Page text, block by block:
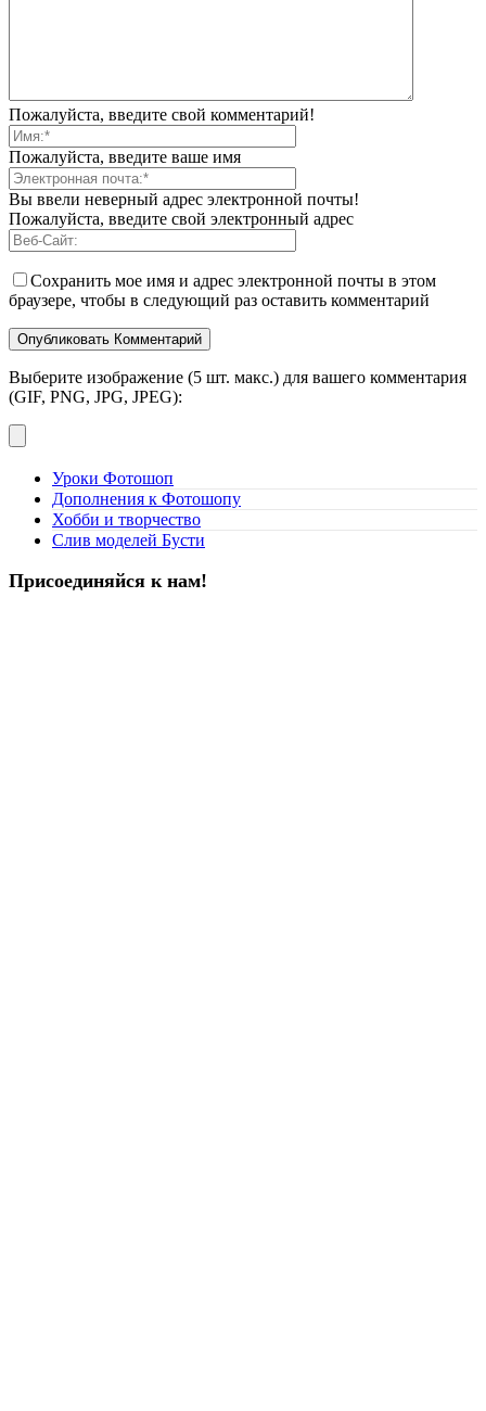
Пожалуйста, введите свой комментарий!
Пожалуйста, введите ваше имя
Вы ввели неверный адрес электронной почты!
Пожалуйста, введите свой электронный адрес
Сохранить мое имя и адрес электронной почты в этом
браузере, чтобы в следующий раз оставить комментарий
Выберите изображение (5 шт. макс.) для вашего комментария
(GIF, PNG, JPG, JPEG):
Уроки Фотошоп
Дополнения к Фотошопу
Хобби и творчество
Слив моделей Бусти
Присоединяйся к нам!